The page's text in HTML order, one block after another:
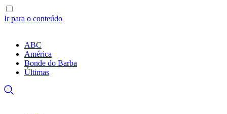
Ir para o conteúdo
ABC
América
Bonde do Barba
Últimas